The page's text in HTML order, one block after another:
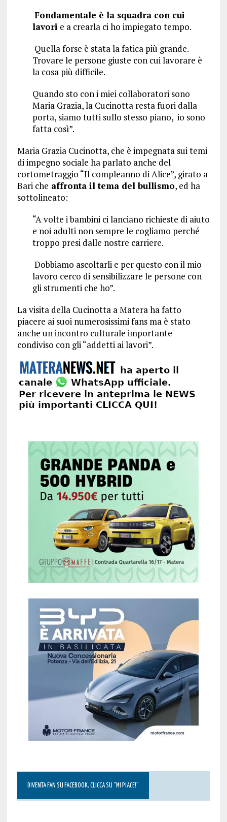
Fondamentale è la squadra con cui
lavori e a crearla ci ho impiegato tempo.
Quella forse è stata la fatica più grande.
Trovare le persone giuste con cui lavorare è
la cosa più difficile.
Quando sto con i miei collaboratori sono
Maria Grazia, la Cucinotta resta fuori dalla
porta, siamo tutti sullo stesso piano, io sono
fatta così”.
Maria Grazia Cucinotta, che è impegnata sui temi
di impegno sociale ha parlato anche del
cortometraggio “Il compleanno di Alice”, girato a
Bari che affronta il tema del bullismo, ed ha
sottolineato:
“A volte i bambini ci lanciano richieste di aiuto
e noi adulti non sempre le cogliamo perché
troppo presi dalle nostre carriere.
Dobbiamo ascoltarli e per questo con il mio
lavoro cerco di sensibilizzare le persone con
gli strumenti che ho”.
La visita della Cucinotta a Matera ha fatto
piacere ai suoi numerosissimi fans ma è stato
anche un incontro culturale importante
condiviso con gli “addetti ai lavori”.
DIVENTA FAN SU FACEBOOK, CLICCA SU “MI PIACE!”